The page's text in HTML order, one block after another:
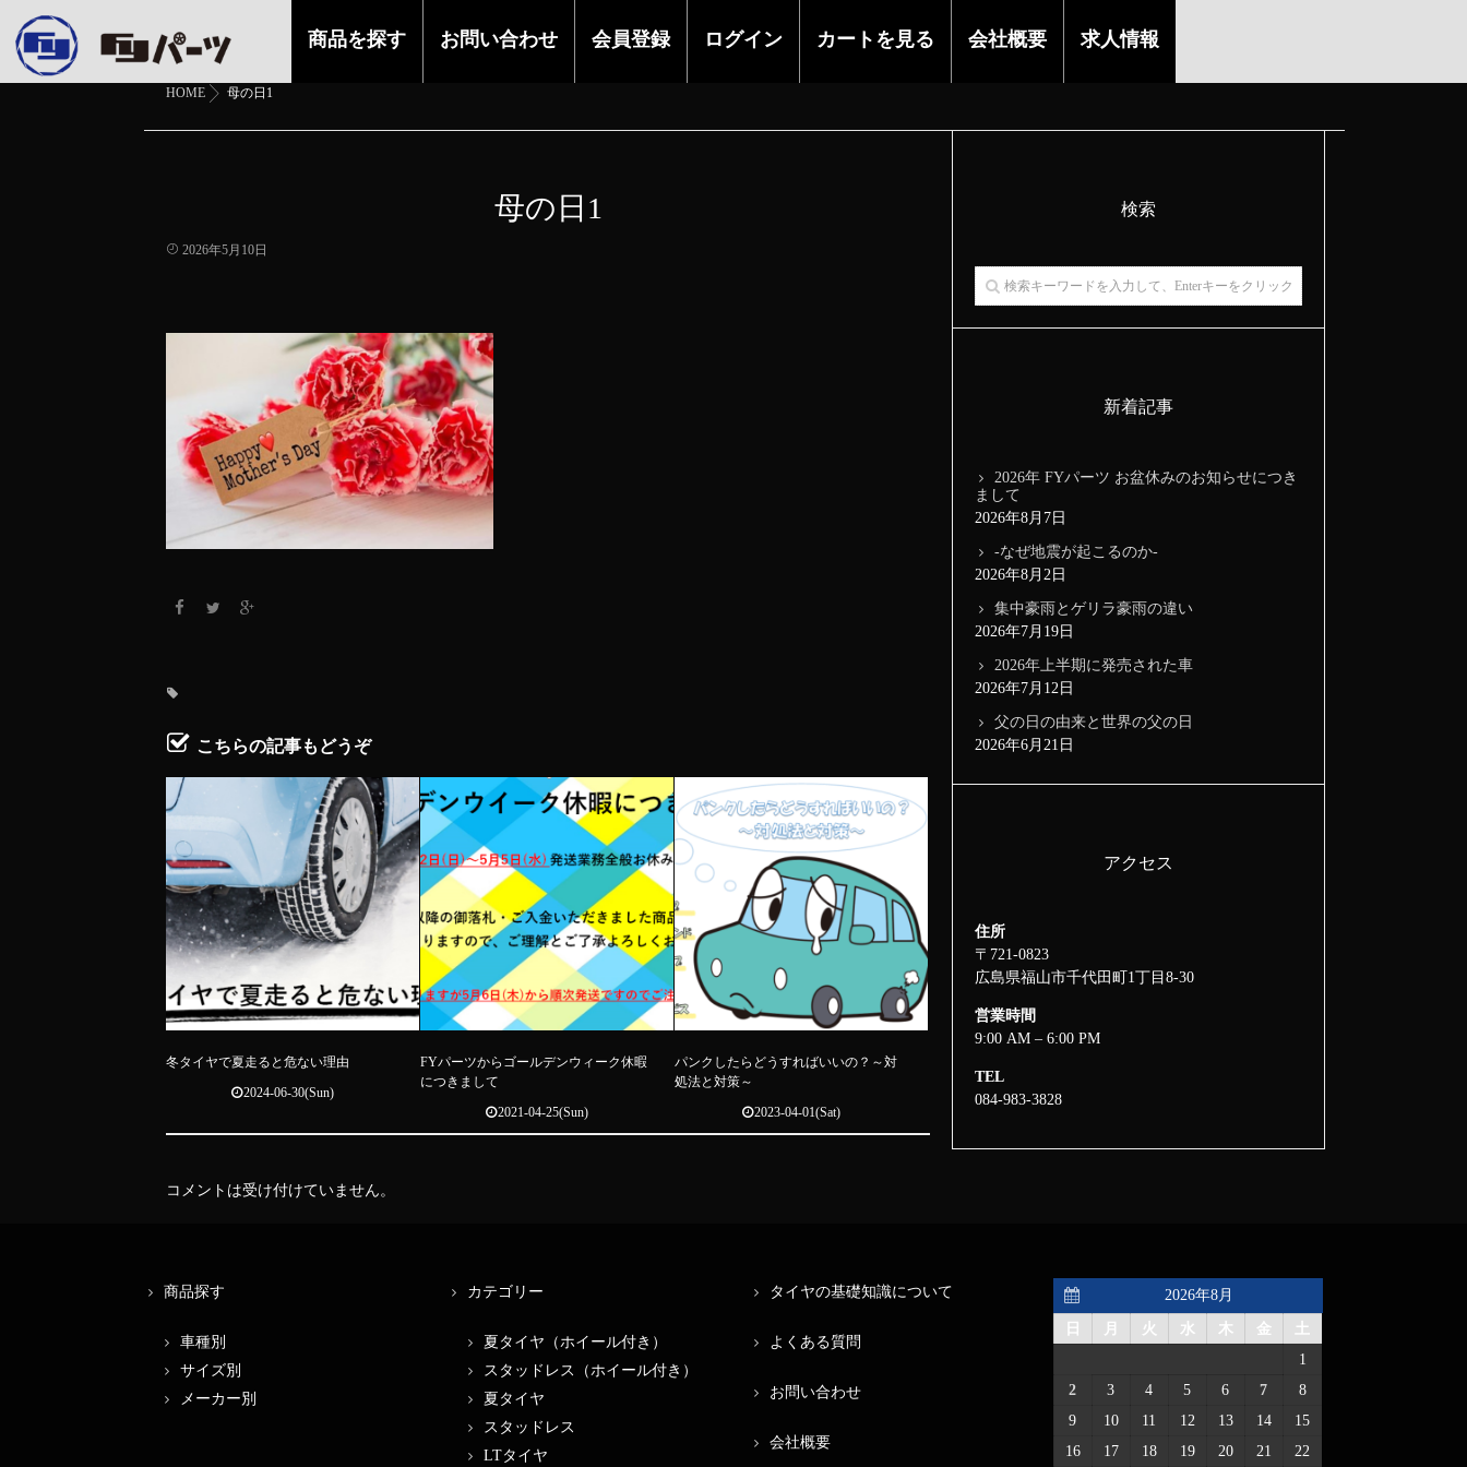
商品を探す お問い合わせ 会員登録 ログイン カートを見る 会社概要 求人情報
HOME 母の日1
母の日1
2026年5月10日
こちらの記事もどうぞ
冬タイヤで夏走ると危ない理由
2024-06-30(Sun)
FYパーツからゴールデンウィーク休暇
につきまして
2021-04-25(Sun)
パンクしたらどうすればいいの？～対
処法と対策～
2023-04-01(Sat)
コメントは受け付けていません。
検索
新着記事
2026年 FYパーツ お盆休みのお知らせにつき
まして
2026年8月7日
-なぜ地震が起こるのか-
2026年8月2日
集中豪雨とゲリラ豪雨の違い
2026年7月19日
2026年上半期に発売された車
2026年7月12日
父の日の由来と世界の父の日
2026年6月21日
アクセス
住所
〒721-0823
広島県福山市千代田町1丁目8-30
営業時間
9:00 AM – 6:00 PM
TEL
084-983-3828
商品探す
車種別
サイズ別
メーカー別
カテゴリー
夏タイヤ（ホイール付き）
スタッドレス（ホイール付き）
夏タイヤ
スタッドレス
LTタイヤ
タイヤの基礎知識について
よくある質問
お問い合わせ
会社概要
2026年8月
日 月 火 水 木 金
土
1
2
3 4 5 6 7
8
9
10 11 12 13 14
15
16
17 18 19 20 21 22